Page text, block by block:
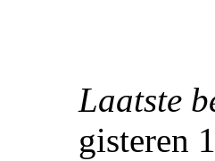
Laatste
gisteren